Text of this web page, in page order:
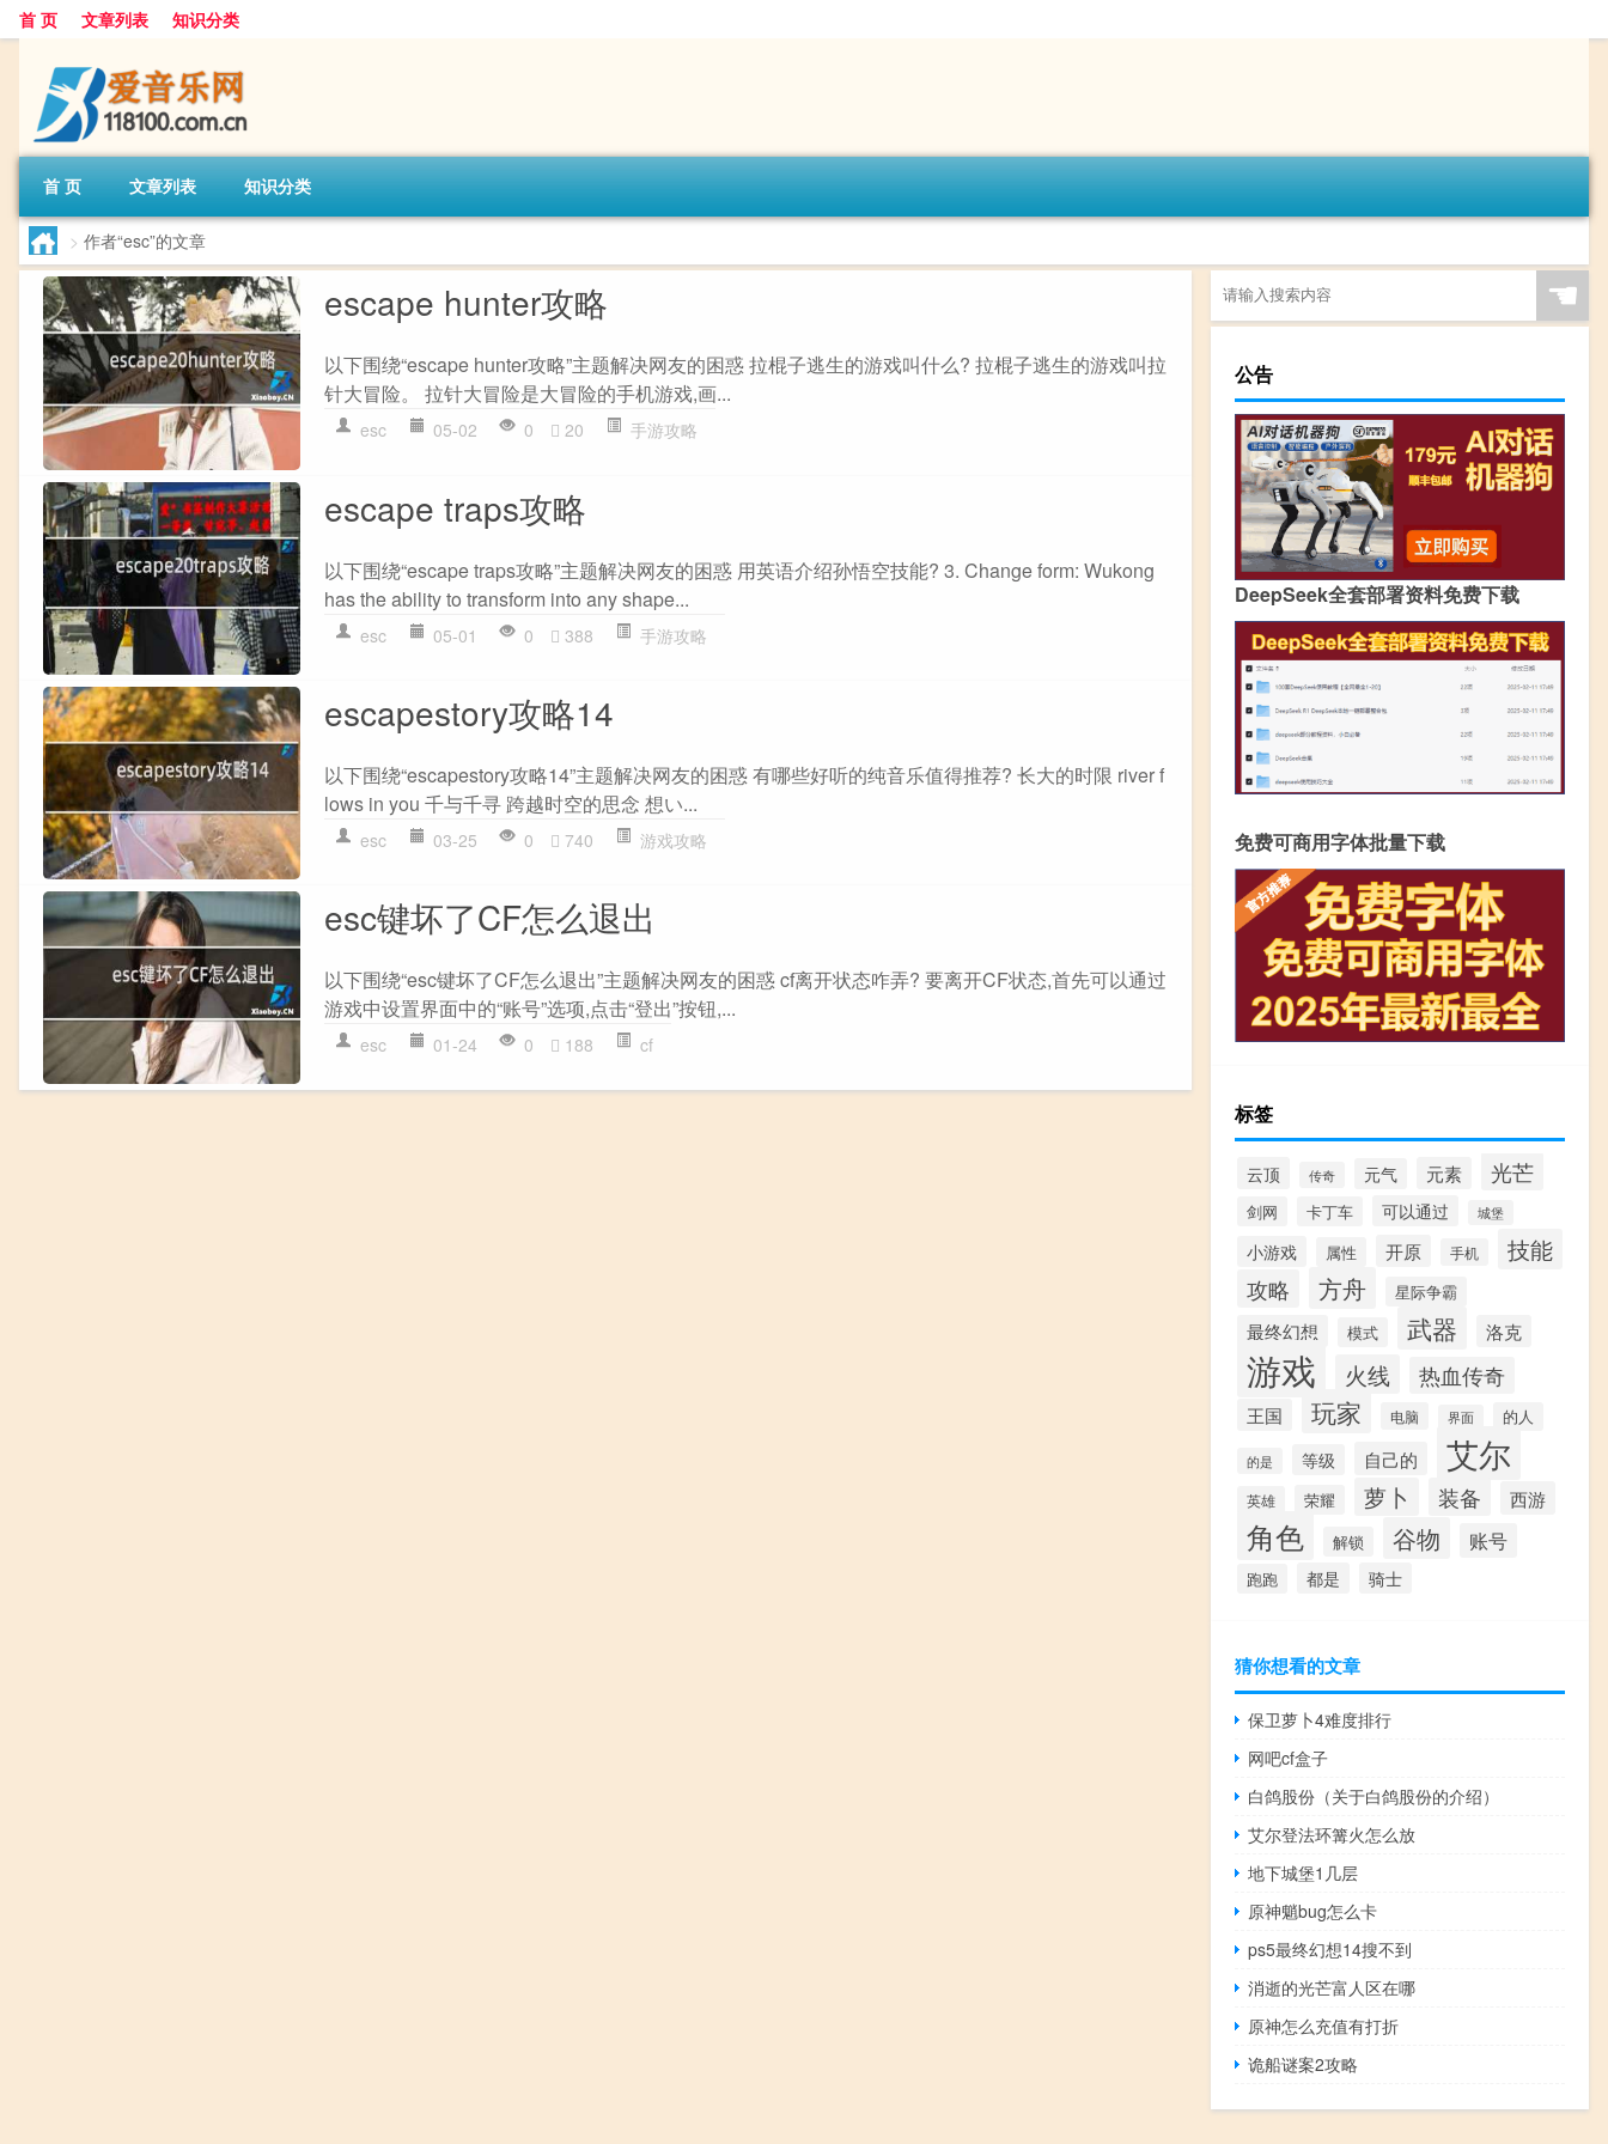
首 页 文章列表 知识分类
首 页 文章列表 知识分类
> 作者“esc”的文章
escape hunter攻略
以下围绕“escape hunter攻略”主题解决网友的困惑 拉棍子逃生的游戏叫什么? 拉棍子逃生的游戏叫拉
针大冒险。 拉针大冒险是大冒险的手机游戏,画...
esc 05-02 0 20 手游攻略
escape traps攻略
以下围绕“escape traps攻略”主题解决网友的困惑 用英语介绍孙悟空技能? 3. Change form: Wukong
has the ability to transform into any shape...
esc 05-01 0 388 手游攻略
escapestory攻略14
以下围绕“escapestory攻略14”主题解决网友的困惑 有哪些好听的纯音乐值得推荐? 长大的时限 river f
lows in you 千与千寻 跨越时空的思念 想い...
esc 03-25 0 740 游戏攻略
esc键坏了CF怎么退出
以下围绕“esc键坏了CF怎么退出”主题解决网友的困惑 cf离开状态咋弄? 要离开CF状态,首先可以通过
游戏中设置界面中的“账号”选项,点击“登出”按钮,...
esc 01-24 0 188 cf
☚
公告
DeepSeek全套部署资料免费下载
免费可商用字体批量下载
标签
云顶 传奇 元气 元素 光芒
剑网 卡丁车 可以通过 城堡
小游戏 属性 开原 手机 技能
攻略 方舟 星际争霸
最终幻想 模式 武器 洛克
游戏 火线 热血传奇
王国 玩家 电脑 界面 的人
的是 等级 自己的 艾尔
英雄 荣耀 萝卜 装备 西游
角色 解锁 谷物 账号
跑跑 都是 骑士
猜你想看的文章
保卫萝卜4难度排行
网吧cf盒子
白鸽股份（关于白鸽股份的介绍）
艾尔登法环篝火怎么放
地下城堡1几层
原神魈bug怎么卡
ps5最终幻想14搜不到
消逝的光芒富人区在哪
原神怎么充值有打折
诡船谜案2攻略